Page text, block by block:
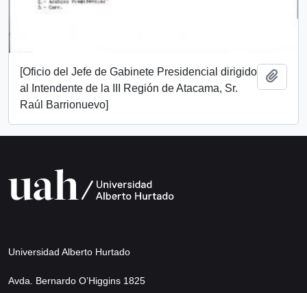
[Oficio del Jefe de Gabinete Presidencial dirigido
al Intendente de la III Región de Atacama, Sr.
Raúl Barrionuevo]
Universidad Alberto Hurtado
Avda. Bernardo O’Higgins 1825